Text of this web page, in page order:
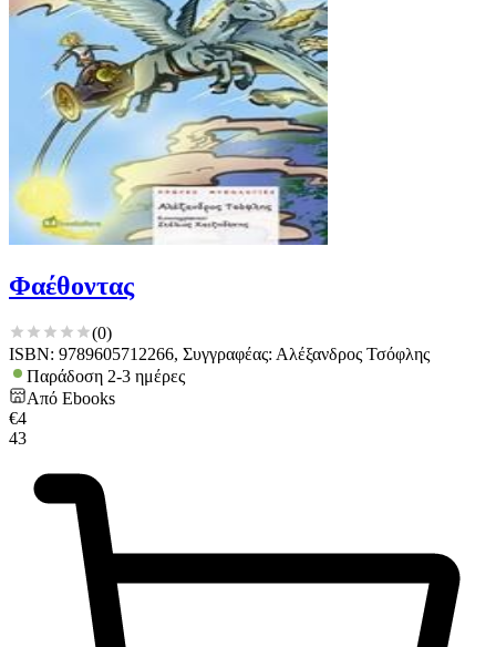
Φαέθοντας
(0)
ISBN: 9789605712266, Συγγραφέας: Αλέξανδρος Τσόφλης
Παράδοση 2-3 ημέρες
Από Ebooks
€4
43